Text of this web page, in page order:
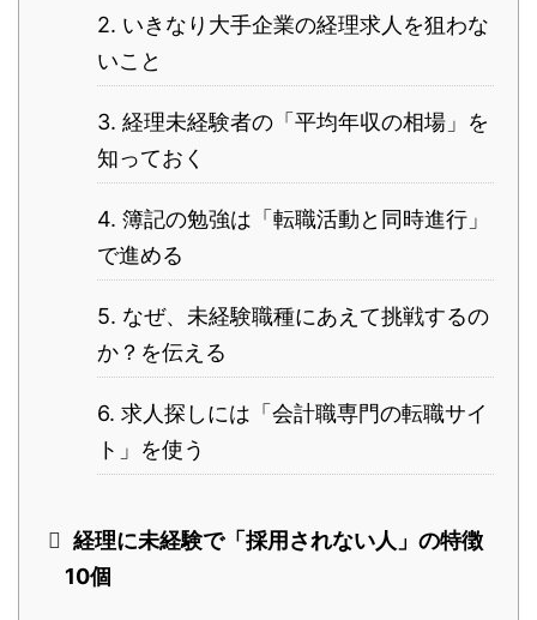
2. いきなり大手企業の経理求人を狙わな
いこと
3. 経理未経験者の「平均年収の相場」を
知っておく
4. 簿記の勉強は「転職活動と同時進行」
で進める
5. なぜ、未経験職種にあえて挑戦するの
か？を伝える
6. 求人探しには「会計職専門の転職サイ
ト」を使う
経理に未経験で「採用されない人」の特徴
10個